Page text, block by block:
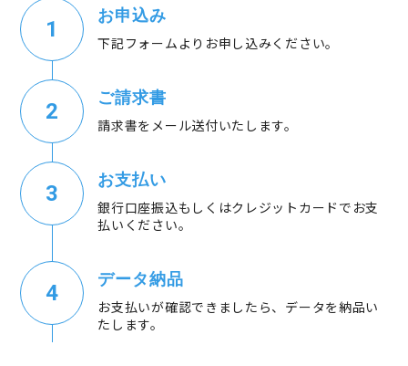
お申込み
下記フォームよりお申し込みください。
ご請求書
請求書をメール送付いたします。
お支払い
銀行口座振込もしくはクレジットカードでお支
払いください。
データ納品
お支払いが確認できましたら、データを納品い
たします。